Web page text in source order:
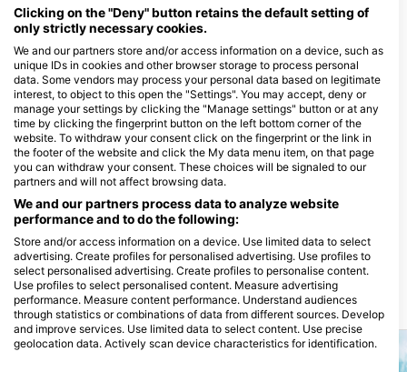
2 cursisten per instructeur
3123 CM Schiedam, Hollandia
StartDuiken, Zoetermeer
Wattstraat 13 C, 2723 RA
Zoetermeer, Hollandia
All Stars Diving
Dunantstraat 48, 2713 VA
Közelben lévő merülőhelyek
Clicking on the "Deny" button retains the default setting of
only strictly necessary cookies.
We and our partners store and/or access information on a device, such as
unique IDs in cookies and other browser storage to process personal
data. Some vendors may process your personal data based on legitimate
interest, to object to this open the "Settings". You may accept, deny or
manage your settings by clicking the "Manage settings" button or at any
time by clicking the fingerprint button on the left bottom corner of the
website. To withdraw your consent click on the fingerprint or the link in
the footer of the website and click the My data menu item, on that page
you can withdraw your consent. These choices will be signaled to our
partners and will not affect browsing data.
We and our partners process data to analyze website
performance and to do the following:
Store and/or access information on a device. Use limited data to select
advertising. Create profiles for personalised advertising. Use profiles to
select personalised advertising. Create profiles to personalise content.
Use profiles to select personalised content. Measure advertising
performance. Measure content performance. Understand audiences
through statistics or combinations of data from different sources. Develop
and improve services. Use limited data to select content. Use precise
geolocation data. Actively scan device characteristics for identification.